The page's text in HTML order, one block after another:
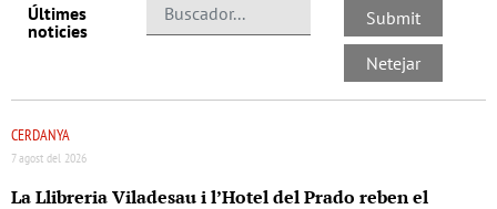
Últimes
noticies
CERDANYA
7 agost del 2026
La Llibreria Viladesau i l’Hotel del Prado reben el